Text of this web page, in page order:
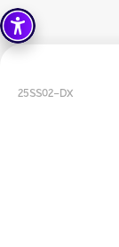
25SS02-DX